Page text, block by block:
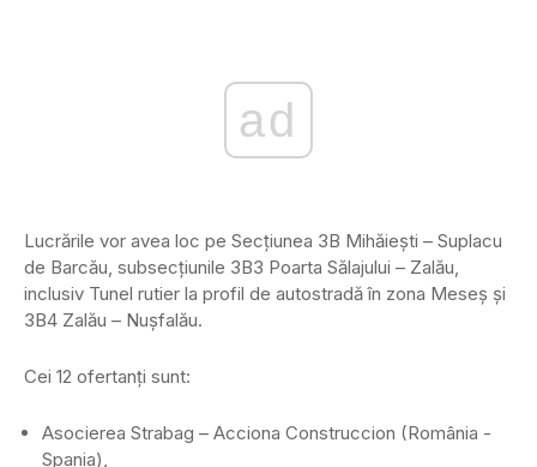
ad
Lucrările vor avea loc pe Secțiunea 3B Mihăiești – Suplacu
de Barcău, subsecțiunile 3B3 Poarta Sălajului – Zalău,
inclusiv Tunel rutier la profil de autostradă în zona Meseș și
3B4 Zalău – Nușfalău.
Cei 12 ofertanţi sunt:
Asocierea Strabag – Acciona Construccion (România -
Spania),